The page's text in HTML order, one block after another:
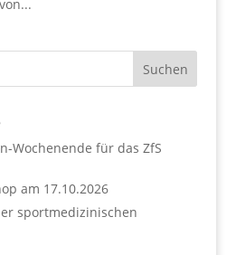
Wochenende für das ZfS
am 17.10.2026
sportmedizinischen